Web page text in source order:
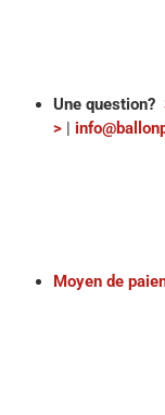
Une question?
> |
Moyen de